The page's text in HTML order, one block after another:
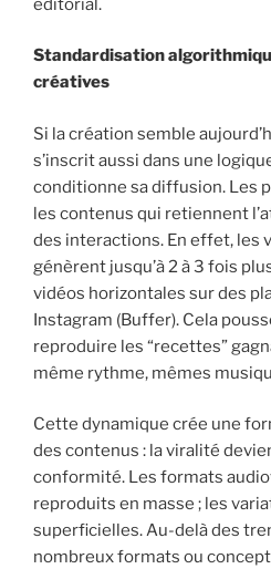
Standardisation
créatives
Si la création semble
s’inscrit aussi dans une
conditionne sa diffusion. Les
les contenus qui retiennent
des interactions. En effet, les
génèrent jusqu’à 2 à 3 fois
vidéos horizontales sur des
Instagram (Buffer). Cela
reproduire les “recettes”
même rythme, mêmes
Cette dynamique crée une
des contenus : la viralité
conformité. Les formats
reproduits en masse ; les
superficielles. Au-delà des
nombreux formats ou